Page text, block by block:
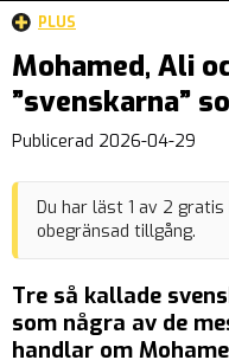
PLUS
Mohamed, Ali
”svenskarna”
Publicerad 2026-04-29
Du har läst 1 av 2 gratis
obegränsad tillgång.
Tre så kallade
som några av de
handlar om